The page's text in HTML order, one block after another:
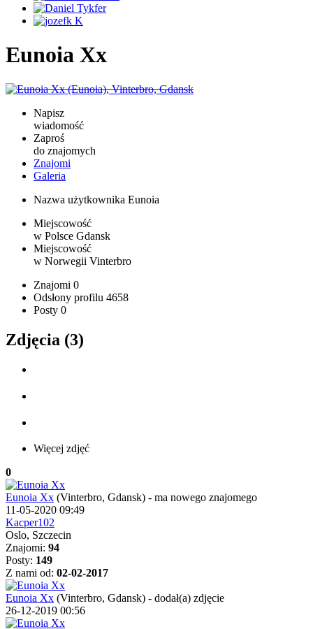
Eunoia Xx
Napisz
wiadomość
Zaproś
do znajomych
Znajomi
Galeria
Nazwa użytkownika Eunoia
Miejscowość
w Polsce Gdansk
Miejscowość
w Norwegii Vinterbro
Znajomi 0
Odsłony profilu 4658
Posty 0
Zdjęcia (3)
Więcej zdjęć
0
Eunoia Xx (Vinterbro, Gdansk) - ma nowego znajomego
11-05-2020 09:49
Kacper102
Oslo, Szczecin
Znajomi: 94
Posty: 149
Z nami od: 02-02-2017
Eunoia Xx (Vinterbro, Gdansk) - dodał(a) zdjęcie
26-12-2019 00:56